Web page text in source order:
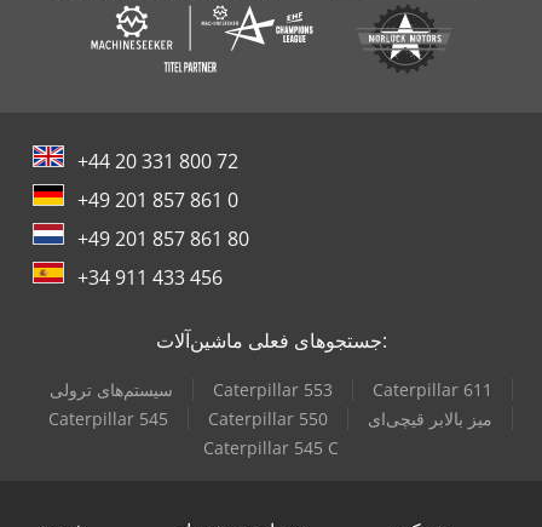
+44 20 331 800 72
+49 201 857 861 0
+49 201 857 861 80
+34 911 433 456
جستجوهای فعلی ماشین‌آلات:
سیستم‌های ترولی Caterpillar 553
Caterpillar 611
Caterpillar 545
Caterpillar 550
میز بالابر قیچی‌ای
Caterpillar 545 C